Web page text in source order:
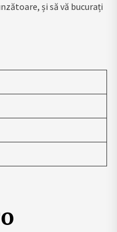
și să vă bucurați